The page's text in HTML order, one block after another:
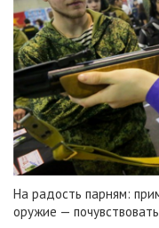
На радость парням:
оружие —